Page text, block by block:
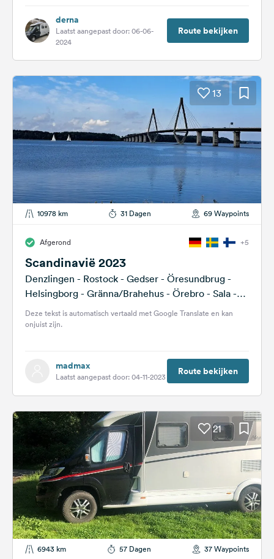
derna
Laatst aangepast door: 06-06-
2024
Route bekijken
13
10978 km 31 Dagen 69 Waypoints
Afgerond +5
Scandinavië 2023
Denzlingen - Rostock - Gedser - Öresundbrug -
Helsingborg - Gränna/Brahehus - Örebro - Sala -
Skellefteå - Kalix -...
Deze tekst is automatisch vertaald met Google Translate en kan
onjuist zijn.
madmax
Laatst aangepast door: 04-11-2023 Route bekijken
21
6943 km 57 Dagen 37 Waypoints